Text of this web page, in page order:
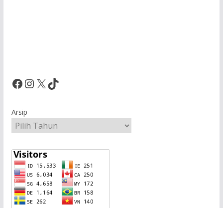
Facebook InstagramX TikTok
Arsip